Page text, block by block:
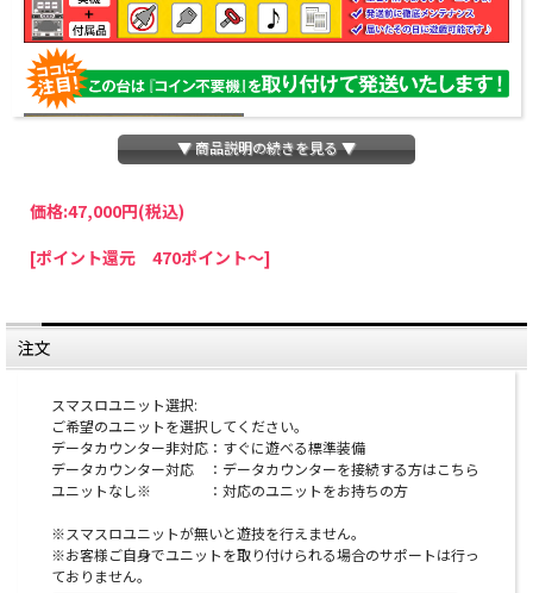
パチスロわっしょいでは、全ての台に「コイン不要機」を無料で取り付けて発送さ
せていただいております。コイン不要機をご利用になられますと、コインが必要な
ていただきましたら、ご注文価格より2000円引きいたします。
※在庫切れの台でも入荷している場合がありますので、電話かメールにてお問い合
わせ下さい。
注意事項
※こちらの台は製品の特性上、塗装剥げ・メッキ剥げ
なりますので、ご了承いただける方のみご購入いただ
けますようお願い申し上げます。
▼ 商品説明の続きを見る ▼
価格:47,000円(税込)
[ポイント還元 470ポイント～]
注文
スマスロユニット選択:
ご希望のユニットを選択してください。
データカウンター非対応：すぐに遊べる標準装備
データカウンター対応 ：データカウンターを接続する方はこちら
ユニットなし※ ：対応のユニットをお持ちの方
※スマスロユニットが無いと遊技を行えません。
※お客様ご自身でユニットを取り付けられる場合のサポートは行っ
ておりません。